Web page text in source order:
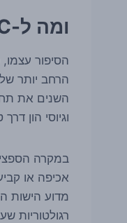
ומה ל-SEC יש לעשות עם זה?
הסיפור
וגיוסי הון
מדוע הישות
רגולטוריות